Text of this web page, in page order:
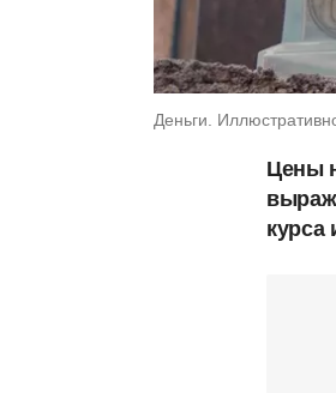
Деньги.
Цены
курса